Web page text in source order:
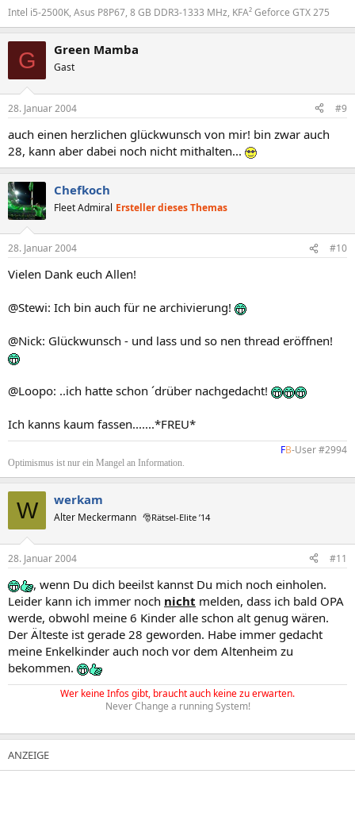
Intel i5-2500K, Asus P8P67, 8 GB DDR3-1333 MHz, KFA² Geforce GTX 275
G Green Mamba
Gast
28. Januar 2004 #9
auch einen herzlichen glückwunsch von mir! bin zwar auch
28, kann aber dabei noch nicht mithalten...
Chefkoch
Fleet Admiral Ersteller dieses Themas
28. Januar 2004 #10
Vielen Dank euch Allen!
@Stewi: Ich bin auch für ne archivierung!
@Nick: Glückwunsch - und lass und so nen thread eröffnen!
@Loopo: ..ich hatte schon ´drüber nachgedacht!
Ich kanns kaum fassen.......*FREU*
FB-User #2994​
Optimismus ist nur ein Mangel an Information.
W werkam
Alter Meckermann 🎅Rätsel-Elite ’14
28. Januar 2004 #11
, wenn Du dich beeilst kannst Du mich noch einholen.
Leider kann ich immer noch nicht melden, dass ich bald OPA
werde, obwohl meine 6 Kinder alle schon alt genug wären.
Der Älteste ist gerade 28 geworden. Habe immer gedacht
meine Enkelkinder auch noch vor dem Altenheim zu
bekommen.
Wer keine Infos gibt, braucht auch keine zu erwarten.
Never Change a running System!